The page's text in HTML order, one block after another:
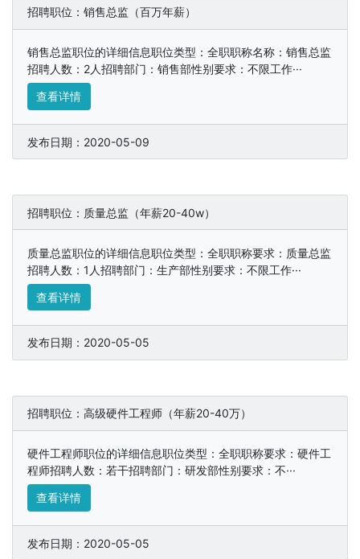
招聘职位：销售总监（百万年薪）
销售总监职位的详细信息职位类型：全职职称名称：销售总监
招聘人数：2人招聘部门：销售部性别要求：不限工作···
查看详情
发布日期：2020-05-09
招聘职位：质量总监（年薪20-40w）
质量总监职位的详细信息职位类型：全职职称要求：质量总监
招聘人数：1人招聘部门：生产部性别要求：不限工作···
查看详情
发布日期：2020-05-05
招聘职位：高级硬件工程师（年薪20-40万）
硬件工程师职位的详细信息职位类型：全职职称要求：硬件工
程师招聘人数：若干招聘部门：研发部性别要求：不···
查看详情
发布日期：2020-05-05